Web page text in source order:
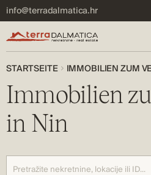
info@terradalmatica.hr
STARTSEITE IMMOBILIEN ZUM
Immobilien
in Nin